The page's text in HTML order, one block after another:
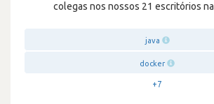
colegas nos nossos 21 escritórios na
java
docker
+7